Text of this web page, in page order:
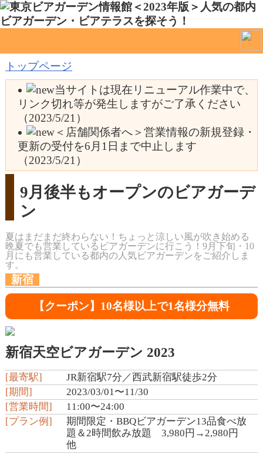
トップページ
当サイトは現在リニューアル作業中で、
リンク切れ等が発生しますがご了承ください
（2023/5/21）
＜店舗関係者へ＞営業情報の新規登録・
更新の受付を6月1日まで中止します
（2023/5/21）
9月後半もオープンのビアガーデ
ン
夏はまだまだ終わらない！ちょっと涼しい風が吹き始める
晩夏でも営業しているビアガーデンに行こう！9月下旬・10
月にも営業している都内の人気ビアガーデンをご紹介しま
す。
新宿
【クーポン】10名様以上で1名様分無料
新宿天空ビアガーデン 2023
[最寄駅]
JR新宿駅7分／西武新宿駅徒歩2分
[期間]
2023/03/01〜11/30
[営業時間]
11:00〜24:00
[プラン例]
期間限定・BBQビアガーデン13品食べ放
題＆2時間飲み放題 3,980円→2,980円
他